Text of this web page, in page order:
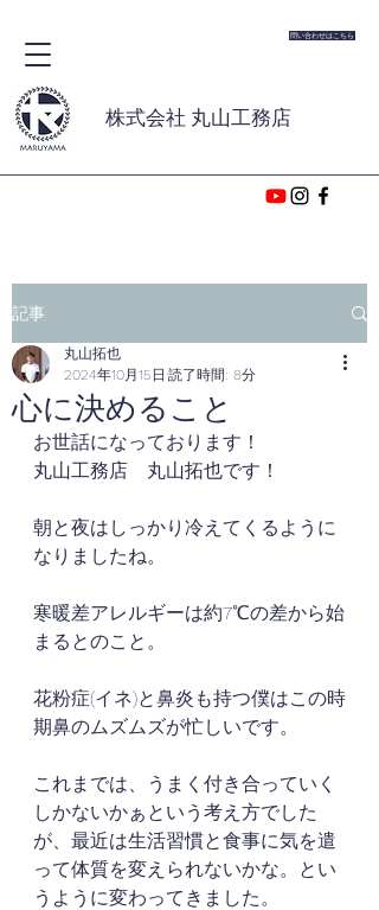
問い合わせはこちら
株式会社 丸山工務店
記事
心に決めること
丸山拓也
2024年10月15日 読了時間: 8分
お世話になっております！
丸山工務店　丸山拓也です！
朝と夜はしっかり冷えてくるように
なりましたね。
寒暖差アレルギーは約7℃の差から始
まるとのこと。
花粉症(イネ)と鼻炎も持つ僕はこの時
期鼻のムズムズが忙しいです。
これまでは、うまく付き合っていく
しかないかぁという考え方でした
が、最近は生活習慣と食事に気を遣
って体質を変えられないかな。とい
うように変わってきました。